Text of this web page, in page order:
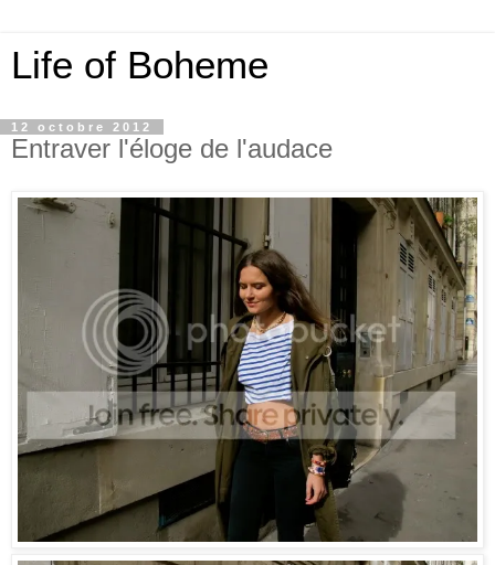
Life of Boheme
12 octobre 2012
Entraver l'éloge de l'audace